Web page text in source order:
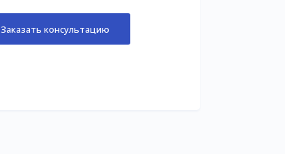
Заказать консультацию